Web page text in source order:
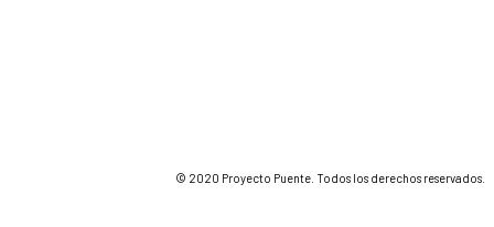
© 2020 Proyecto Puente. Todos los derechos reservados.